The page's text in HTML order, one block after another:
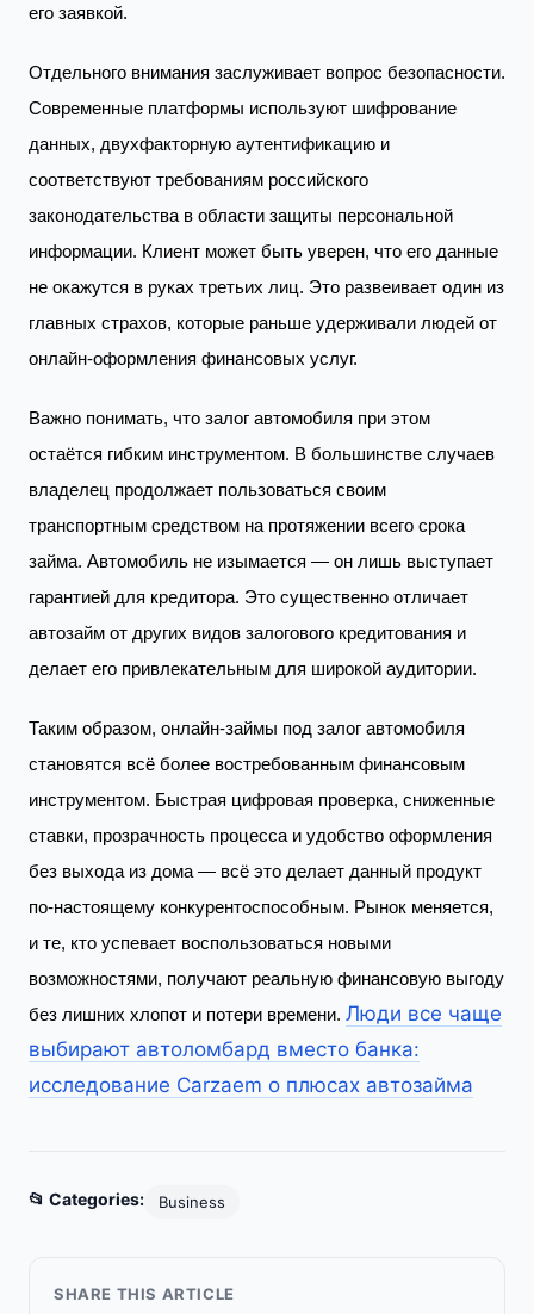
его заявкой.
Отдельного внимания заслуживает вопрос безопасности.
Современные платформы используют шифрование
данных, двухфакторную аутентификацию и
соответствуют требованиям российского
законодательства в области защиты персональной
информации. Клиент может быть уверен, что его данные
не окажутся в руках третьих лиц. Это развеивает один из
главных страхов, которые раньше удерживали людей от
онлайн-оформления финансовых услуг.
Важно понимать, что залог автомобиля при этом
остаётся гибким инструментом. В большинстве случаев
владелец продолжает пользоваться своим
транспортным средством на протяжении всего срока
займа. Автомобиль не изымается — он лишь выступает
гарантией для кредитора. Это существенно отличает
автозайм от других видов залогового кредитования и
делает его привлекательным для широкой аудитории.
Таким образом, онлайн-займы под залог автомобиля
становятся всё более востребованным финансовым
инструментом. Быстрая цифровая проверка, сниженные
ставки, прозрачность процесса и удобство оформления
без выхода из дома — всё это делает данный продукт
по-настоящему конкурентоспособным. Рынок меняется,
и те, кто успевает воспользоваться новыми
возможностями, получают реальную финансовую выгоду
без лишних хлопот и потери времени. Люди все чаще
выбирают автоломбард вместо банка:
исследование Carzaem о плюсах автозайма
📂 Categories: Business
SHARE THIS ARTICLE